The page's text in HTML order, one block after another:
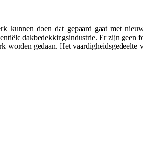
kunnen doen dat gepaard gaat met
dakbedekkingsindustrie. Er zijn
gedaan. Het